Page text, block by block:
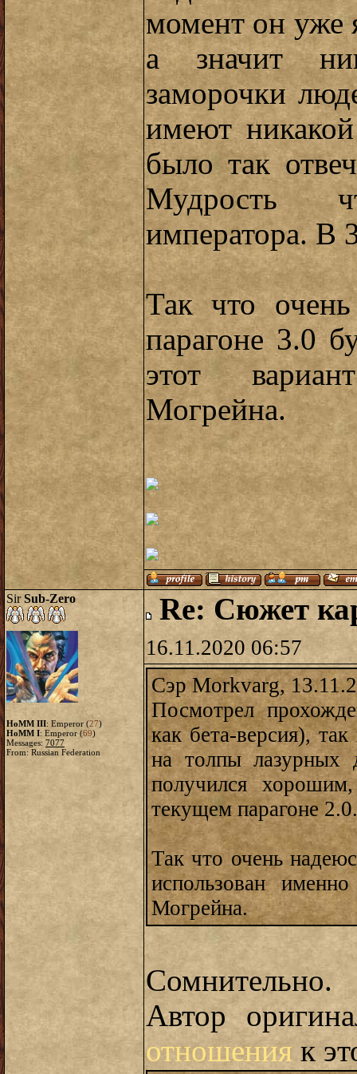
момент он уже
а значит
заморочки
имеют никакой
было так
Мудрость
императора. В
Так что
парагоне 3.0
этот
Могрейна.
SirSub-Zero
HoMM III: Emperor (27)
HoMM I: Emperor (69)
Messages: 7077
From: Russian Federation
Re: Сюжет
16.11.2020 06:57
Сэр Morkvarg,
Посмотрел
как бета-версия),
на толпы лазурных
получился
текущем парагоне 2.0.
Так что очень
использован
Могрейна.
Сомнительно.
Автор
отношения к